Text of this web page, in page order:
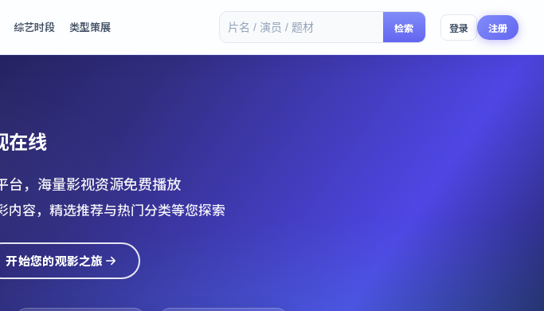
综艺时段 类型策展 检索 登录 注册
在线
台，海量影视资源免费播放
容，精选推荐与热门分类等您探索
开始您的观影之旅